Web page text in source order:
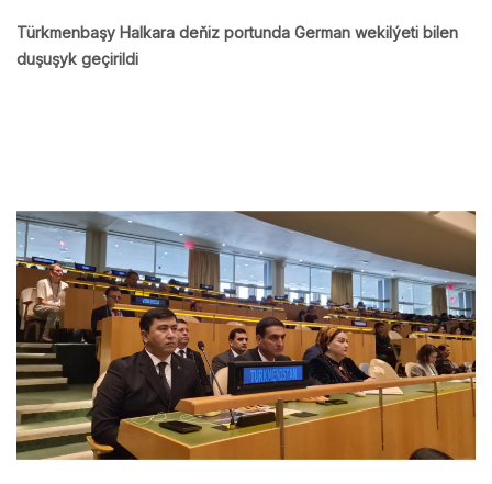
Türkmenbaşy Halkara deňiz portunda German wekilýeti bilen
duşuşyk geçirildi